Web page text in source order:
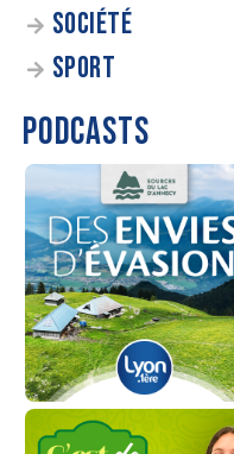
SOCIÉTÉ
SPORT
PODCASTS